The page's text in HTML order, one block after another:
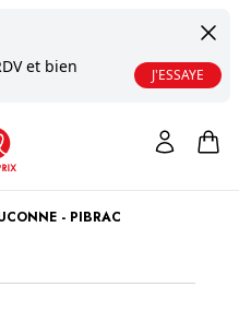
et bien
J'ESSAYE
- PIBRAC